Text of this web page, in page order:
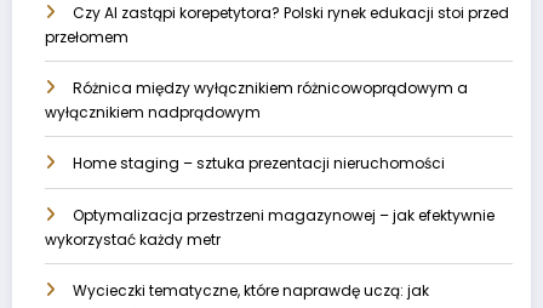
Czy AI zastąpi korepetytora? Polski rynek edukacji stoi przed
przełomem
Różnica między wyłącznikiem różnicowoprądowym a
wyłącznikiem nadprądowym
Home staging – sztuka prezentacji nieruchomości
Optymalizacja przestrzeni magazynowej – jak efektywnie
wykorzystać każdy metr
Wycieczki tematyczne, które naprawdę uczą: jak